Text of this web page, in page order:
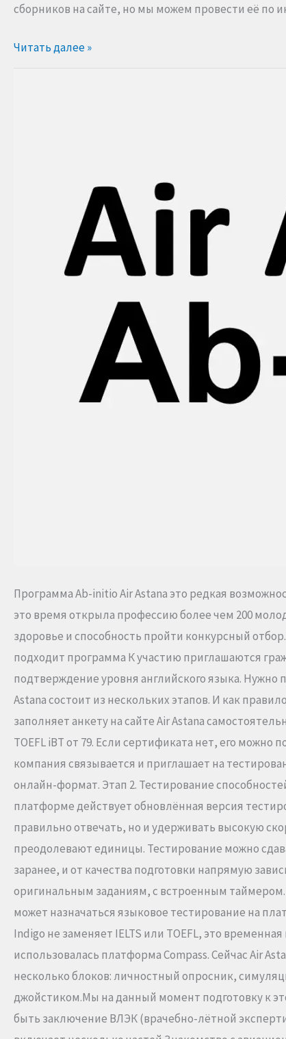
сборников на сайте, но мы можем провести её по
Читать далее »
Программа Ab-initio Air Astana это редкая
это время открыла профессию более чем 200
здоровье и способность пройти конкурсный
подходит программа К участию приглашаются
подтверждение уровня английского языка. Нужно
Astana состоит из нескольких этапов. И как
заполняет анкету на сайте Air Astana
TOEFL iBT от 79. Если сертификата нет, его
компания связывается и приглашает на
онлайн-формат. Этап 2. Тестирование
платформе действует обновлённая версия
правильно отвечать, но и удерживать высокую
преодолевают единицы. Тестирование можно
заранее, и от качества подготовки напрямую
оригинальным заданиям, с встроенным
может назначаться языковое тестирование на
Indigo не заменяет IELTS или TOEFL, это
использовалась платформа Compass. Сейчас Air
несколько блоков: личностный опросник,
джойстиком.Мы на данный момент подготовку к
быть заключение ВЛЭК (врачебно-лётной